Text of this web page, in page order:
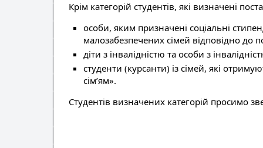
Крім категорій студентів, які визначені
особи, яким призначені соціальні
малозабезпечених сімей відповідно до
діти з інвалідністю та особи з
студенти (курсанти) із сімей, які
сім’ям».
Студентів визначених категорій просимо